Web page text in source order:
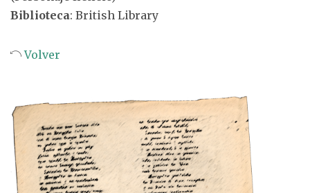
Biblioteca: British Library
Volver